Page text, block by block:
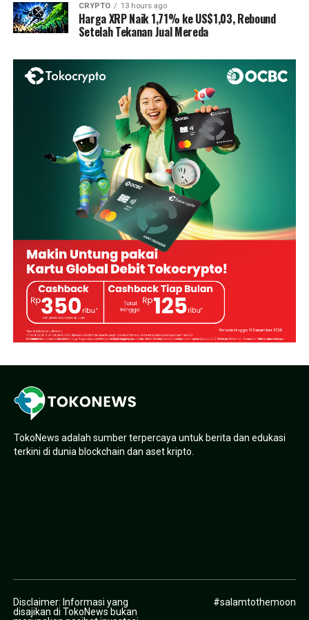
CRYPTO 13 hours ago
Harga XRP Naik 1,71% ke US$1,03, Rebound
Setelah Tekanan Jual Mereda
TokoNews adalah sumber terpercaya untuk berita dan edukasi
terkini di dunia blockchain dan aset kripto.
Disclaimer: Informasi yang
disajikan di TokoNews bukan
#salamtothemoon